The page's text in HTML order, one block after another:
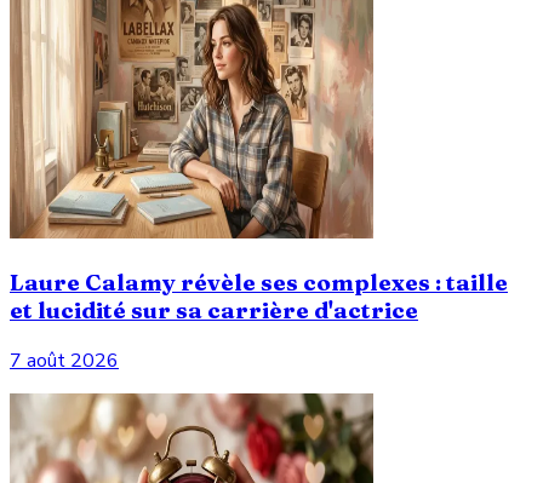
Laure Calamy révèle ses complexes : taille
et lucidité sur sa carrière d'actrice
7 août 2026